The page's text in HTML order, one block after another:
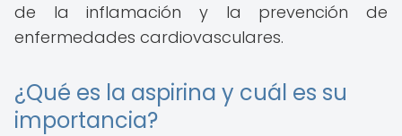
de la inflamación y la prevención de
enfermedades cardiovasculares.
¿Qué es la aspirina y cuál es su
importancia?